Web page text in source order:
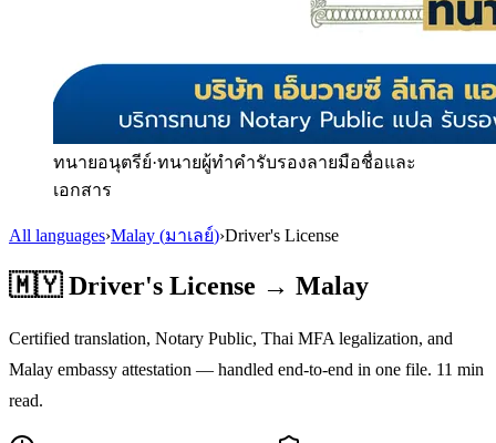
ทนายอนุตรีย์·ทนายผู้ทำคำรับรองลายมือชื่อและ
เอกสาร
All languages›Malay (มาเลย์)›Driver's License
🇲🇾 Driver's License → Malay
Certified translation, Notary Public, Thai MFA legalization, and
Malay embassy attestation — handled end-to-end in one file. 11 min
read.